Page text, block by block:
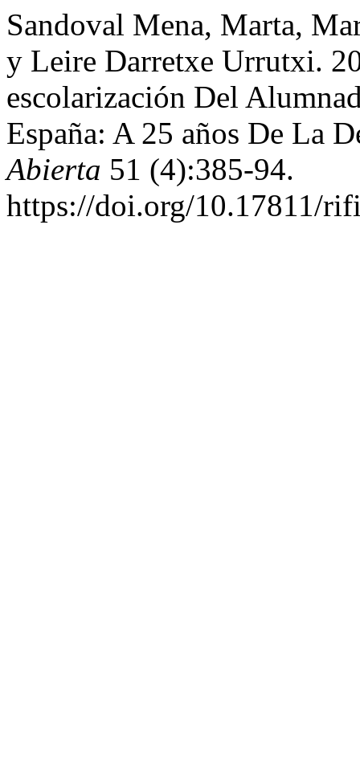
Sandoval Mena, Marta,
y Leire Darretxe Urrutxi.
escolarización Del
España: A 25 años De La
Abierta 51 (4):385-94.
https://doi.org/10.17811/